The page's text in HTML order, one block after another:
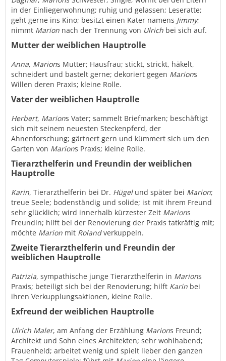
in der Einliegerwohnung; ruhig und gelassen; Leseratte;
geht gerne ins Kino; besitzt einen Kater namens Jimmy;
nimmt Marion nach der Trennung von Ulrich bei sich auf.
Mutter der weiblichen Hauptrolle
Anna, Marions Mutter; Hausfrau; stickt, strickt, häkelt,
schneidert und bastelt gerne; dekoriert gegen Marions
Willen deren Praxis; kleine Rolle.
Vater der weiblichen Hauptrolle
Herbert, Marions Vater; sammelt Briefmarken; beschäftigt
sich mit seinem neuesten Steckenpferd, der
Ahnenforschung; gärtnert gern und kümmert sich um den
Garten von Marions Praxis; kleine Rolle.
Tierarzthelferin und Freundin der weiblichen
Hauptrolle
Karin, Tierarzthelferin bei Dr. Hügelund später bei Marion;
treue Seele; bodenständig und solide; ist mit ihrem Freund
sehr glücklich; wird innerhalb kürzester Zeit Marions
Freundin; hilft bei der Renovierung der Praxis tatkräftig mit;
möchte Marion mit Rolandverkuppeln.
Zweite Tierarzthelferin und Freundin der
weiblichen Hauptrolle
Patrizia, sympathische junge Tierarzthelferin in Marions
Praxis; beteiligt sich bei der Renovierung; hilft Karin bei
ihren Verkupplungsaktionen, kleine Rolle.
Exfreund der weiblichen Hauptrolle
Ulrich Maler, am Anfang der Erzählung Marions Freund;
Architekt und Sohn eines Architekten; sehr wohlhabend;
Frauenheld; arbeitet wenig und spielt lieber den ganzen